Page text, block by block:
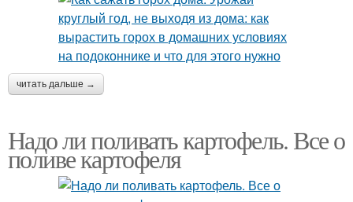
читать дальше →
Надо ли поливать картофель. Все о
поливе картофеля